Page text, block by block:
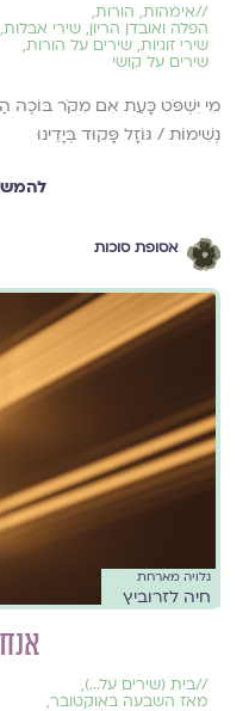
//אימהות, הורות,
הפלה ואובדן הריון, שירי אבלות,
שירי זוגיות, שירים על הורות,
שירים על קושי
מִי יִשְׁפֹּט כָּעֵת אִם מִקֹּר בּוֹכֶה
נְשִׁימוֹת / גּוֹזָל פָּקוּד בְּיָדֵינוּ
אסופת סוכות
גלויה מארחת
חיה לזרוביץ
//בית (שירים על...),
מאז השבעה באוקטובר,